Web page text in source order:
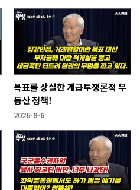
목표를 상실한 계급투쟁론적 부
동산 정책!
2026-8-6